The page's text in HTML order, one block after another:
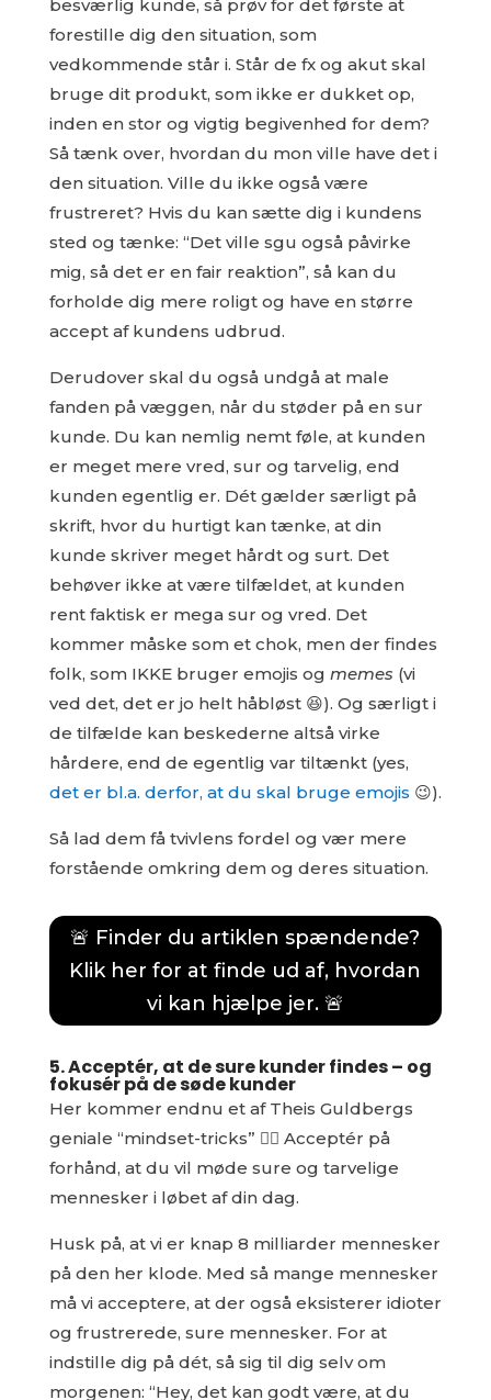
besværlig kunde, så prøv for det første at
forestille dig den situation, som
vedkommende står i. Står de fx og akut skal
bruge dit produkt, som ikke er dukket op,
inden en stor og vigtig begivenhed for dem?
Så tænk over, hvordan du mon ville have det i
den situation. Ville du ikke også være
frustreret? Hvis du kan sætte dig i kundens
sted og tænke: “Det ville sgu også påvirke
mig, så det er en fair reaktion”, så kan du
forholde dig mere roligt og have en større
accept af kundens udbrud.
Derudover skal du også undgå at male
fanden på væggen, når du støder på en sur
kunde. Du kan nemlig nemt føle, at kunden
er meget mere vred, sur og tarvelig, end
kunden egentlig er. Dét gælder særligt på
skrift, hvor du hurtigt kan tænke, at din
kunde skriver meget hårdt og surt. Det
behøver ikke at være tilfældet, at kunden
rent faktisk er mega sur og vred. Det
kommer måske som et chok, men der findes
folk, som IKKE bruger emojis og memes (vi
ved det, det er jo helt håbløst 😆). Og særligt i
de tilfælde kan beskederne altså virke
hårdere, end de egentlig var tiltænkt (yes,
det er bl.a. derfor, at du skal bruge emojis 😉).
Så lad dem få tvivlens fordel og vær mere
forstående omkring dem og deres situation.
🚨 Finder du artiklen spændende?
Klik her for at finde ud af, hvordan
vi kan hjælpe jer. 🚨
5. Acceptér, at de sure kunder findes – og
fokusér på de søde kunder
Her kommer endnu et af Theis Guldbergs
geniale “mindset-tricks” 👉🏻 Acceptér på
forhånd, at du vil møde sure og tarvelige
mennesker i løbet af din dag.
Husk på, at vi er knap 8 milliarder mennesker
på den her klode. Med så mange mennesker
må vi acceptere, at der også eksisterer idioter
og frustrerede, sure mennesker. For at
indstille dig på dét, så sig til dig selv om
morgenen: “Hey, det kan godt være, at du